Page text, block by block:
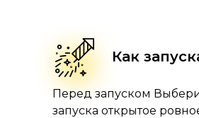
Как
Перед запуском
запуска открытое